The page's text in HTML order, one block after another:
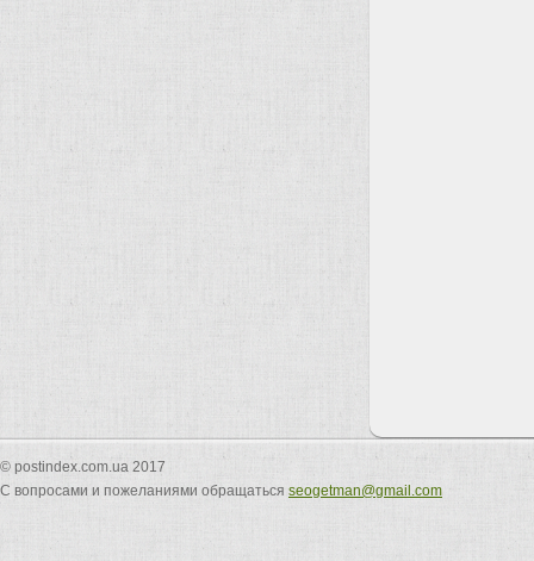
© postindex.com.ua 2017
С вопросами и пожеланиями обращаться seogetman@gmail.com